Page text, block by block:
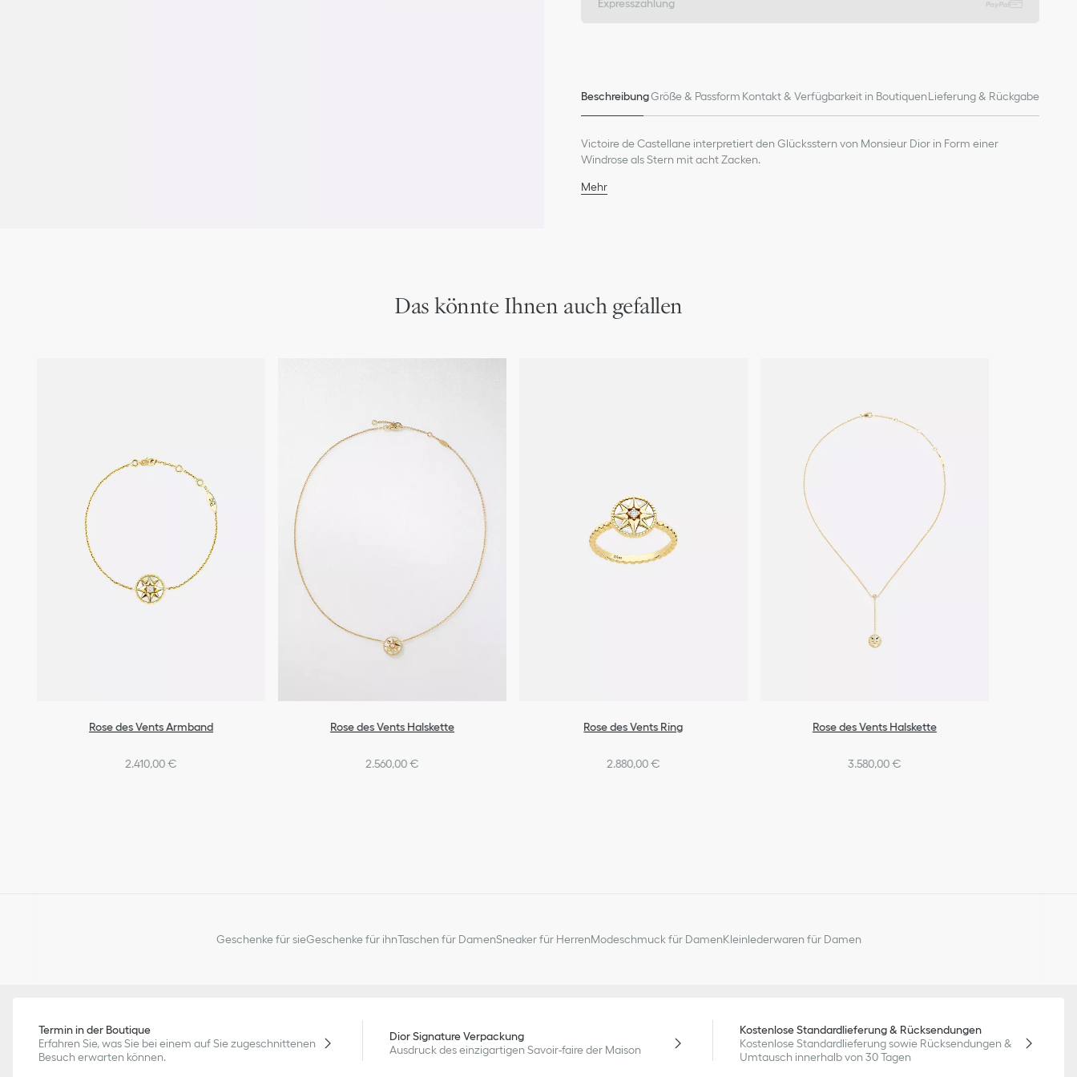
Expresszahlung
BeschreibungGröße & Passform Kontakt & Verfügbarkeit in BoutiquenLieferung & Rückgabe
Victoire de Castellane interpretiert den Glücksstern von Monsieur Dior in Form einer
Windrose als Stern mit acht Zacken.
Alkohol oder anderen Chemikalien in Berührung kommen lassen.
Bewahren Sie jedes Schmuckstück in seiner Originalverpackung an einem trockenen,
Mehr
Das könnte Ihnen auch gefallen
Rose des Vents Armband
2.410,00 €
Rose des Vents Halskette
2.560,00 €
Rose des Vents Ring
2.880,00 €
Rose des Vents Halskette
3.580,00 €
Geschenke für sieGeschenke für ihnTaschen für DamenSneaker für HerrenModeschmuck für DamenKleinlederwaren für Damen
Termin in der Boutique
Erfahren Sie, was Sie bei einem auf Sie zugeschnittenen
Besuch erwarten können.
Dior Signature Verpackung
Ausdruck des einzigartigen Savoir-faire der Maison
Kostenlose Standardlieferung & Rücksendungen
Kostenlose Standardlieferung sowie Rücksendungen &
Umtausch innerhalb von 30 Tagen